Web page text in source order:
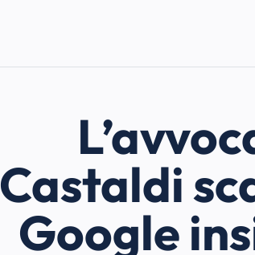
Castaldi
Google